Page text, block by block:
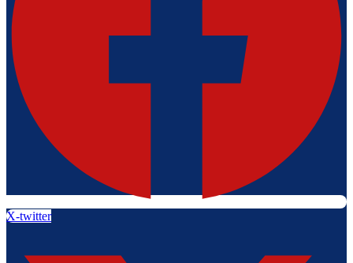
X-twitter